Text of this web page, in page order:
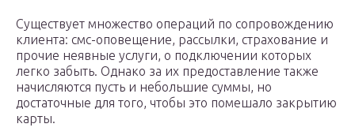
Существует множество операций по сопровождению
клиента: смс-оповещение, рассылки, страхование и
прочие неявные услуги, о подключении которых
легко забыть. Однако за их предоставление также
начисляются пусть и небольшие суммы, но
достаточные для того, чтобы это помешало закрытию
карты.